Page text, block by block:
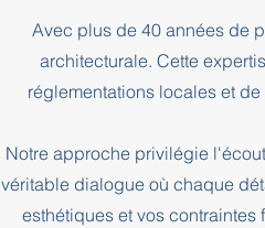
Avec plus de 40 années de
architecturale. Cette
réglementations locales et
Notre approche privilégie
véritable dialogue où chaque
esthétiques et vos